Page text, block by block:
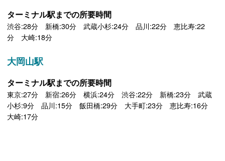
ターミナル駅までの所要時間
渋谷:28分 新橋:30分 武蔵小杉:24分 品川:22分 恵比寿:22
分 大崎:18分
大岡山駅
ターミナル駅までの所要時間
東京:27分 新宿:26分 横浜:24分 渋谷:22分 新橋:23分 武蔵
小杉:9分 品川:15分 飯田橋:29分 大手町:23分 恵比寿:16分
大崎:17分